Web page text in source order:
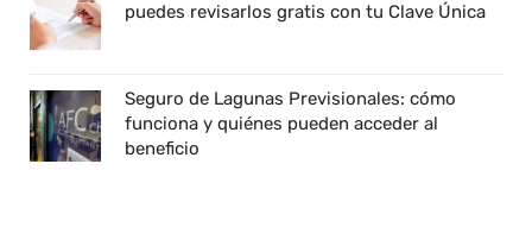
puedes revisarlos gratis con tu Clave Única
Seguro de Lagunas Previsionales: cómo
funciona y quiénes pueden acceder al
beneficio